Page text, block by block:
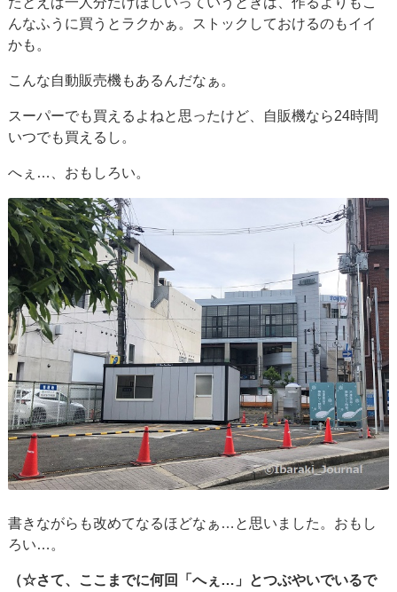
んなふうに買うとラクかぁ。ストックしておけるのもイイ
かも。
こんな自動販売機もあるんだなぁ。
スーパーでも買えるよねと思ったけど、自販機なら24時間
いつでも買えるし。
へぇ…、おもしろい。
書きながらも改めてなるほどなぁ…と思いました。おもし
ろい…。
（☆さて、ここまでに何回「へぇ…」とつぶやいでいるで